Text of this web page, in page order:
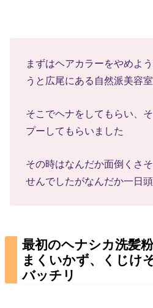
まずはヘアカラーをやめよ
うと広尾にある自然派美容
そこでヘナをしてもらい、
プーしてもらいました
その時はなんだか面倒くさ
せんでしたがなんだか一日
最初のヘナシカ洗髪
まくいかず、くじけ
バッチリ